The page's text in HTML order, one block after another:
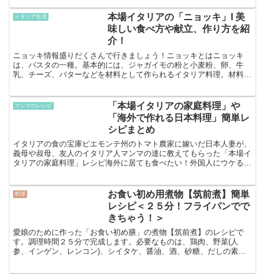
イタリア生活
本場イタリアの「ニョッキ」I 美
味しい食べ方や献立、作り方を紹
介！
ニョッキ情報盛りだくさんで行きましょう！ニョッキとはニョッキ
は、パスタの一種。基本的には、ジャガイモの粉と小麦粉、卵、牛
乳、チーズ、バターなどを材料として作られるイタリア料理。材料を
マンマのレシピ
「本場イタリアの家庭料理」や
「海外で作れる日本料理」簡単レ
シピまとめ
イタリアの食の宝庫ピエモンテ州のトマト農家に嫁いだ日本人妻が、
義母や叔母、友人のイタリア人マンマの達に教えてもらった「本場イ
タリアの家庭料理」レシピ海外に居ても食べたい！外国人にウケる！
料理
お食い初め用煮物【筑前煮】簡単
レシピ＜２５分！フライパンでで
きちゃう！＞
愛娘のために作った「お食い初め膳」の煮物【筑前煮】のレシピで
す。調理時間２５分で完成します。必要なものは、鶏肉、野菜(人
参、インゲン、レンコン)、シイタケ、醤油、酒、砂糖、だしの素、